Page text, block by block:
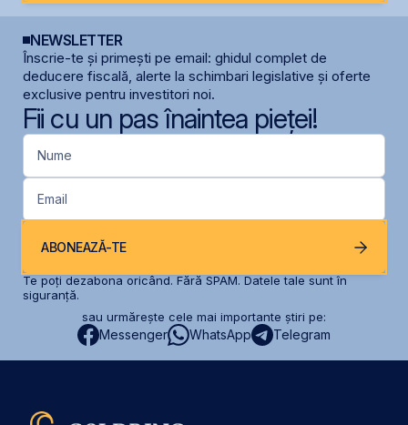
NEWSLETTER
Înscrie-te și primești pe email: ghidul complet de
deducere fiscală, alerte la schimbari legislative și oferte
exclusive pentru investitori noi.
Fii cu un pas înaintea pieței!
Nume
Email
ABONEAZĂ-TE
Te poți dezabona oricând. Fără SPAM. Datele tale sunt în
siguranță.
sau urmărește cele mai importante știri pe:
Messenger WhatsApp Telegram